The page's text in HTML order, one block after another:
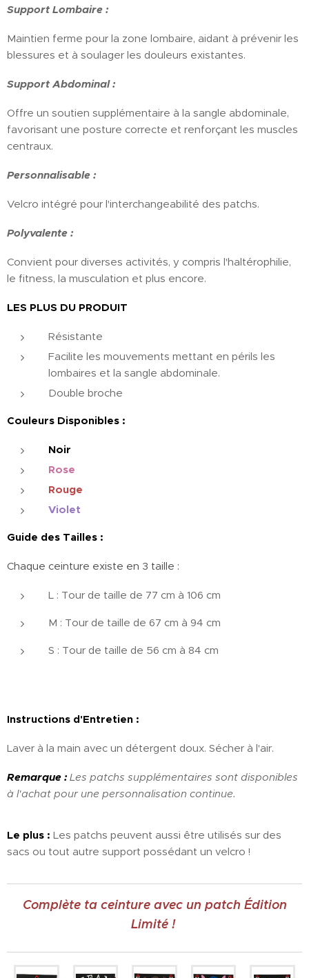
Support Lombaire :
Maintien ferme pour la zone lombaire, aidant à prévenir les
blessures et à soulager les douleurs existantes.
Support Abdominal :
Offre un soutien supplémentaire à la sangle abdominale,
favorisant une posture correcte et renforçant les muscles
centraux.
Personnalisable :
Velcro intégré pour l'interchangeabilité des patchs.
Polyvalente :
Convient pour diverses activités, y compris l'haltérophilie,
le fitness, la musculation et plus encore.
LES PLUS DU PRODUIT
Résistante
Facilite les mouvements mettant en périls les
lombaires et la sangle abdominale.
Double broche
Couleurs Disponibles :
Noir
Rose
Rouge
Violet
Guide des Tailles :
Chaque ceinture existe en 3 taille :
L : Tour de taille de 77 cm à 106 cm
M : Tour de taille de 67 cm à 94 cm
S : Tour de taille de 56 cm à 84 cm
Instructions d'Entretien :
Laver à la main avec un détergent doux. Sécher à l'air.
Remarque :Les patchs supplémentaires sont disponibles
à l'achat pour une personnalisation continue.
Le plus : Les patchs peuvent aussi être utilisés sur des
sacs ou tout autre support possédant un velcro !
Complète ta ceinture avec un patch Édition
Limité !